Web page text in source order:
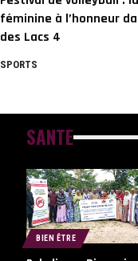
féminine à l’honneur
des Lacs 4
SPORTS
SANTE
BIEN ÊTRE